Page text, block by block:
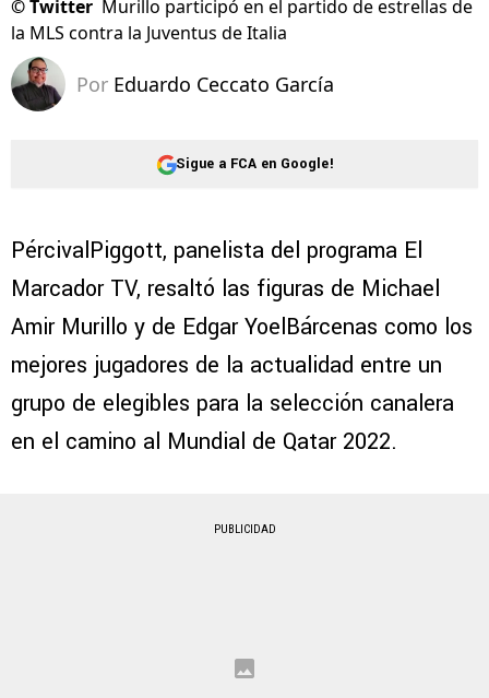
©Twitter Murillo participó en el partido de estrellas de
la MLS contra la Juventus de Italia
Por Eduardo Ceccato García
Sigue a FCA en Google!
PércivalPiggott, panelista del programa El
Marcador TV, resaltó las figuras de Michael
Amir Murillo y de Edgar YoelBárcenas como los
mejores jugadores de la actualidad entre un
grupo de elegibles para la selección canalera
en el camino al Mundial de Qatar 2022.
PUBLICIDAD